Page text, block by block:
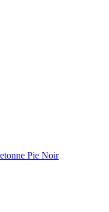
Pie Noir